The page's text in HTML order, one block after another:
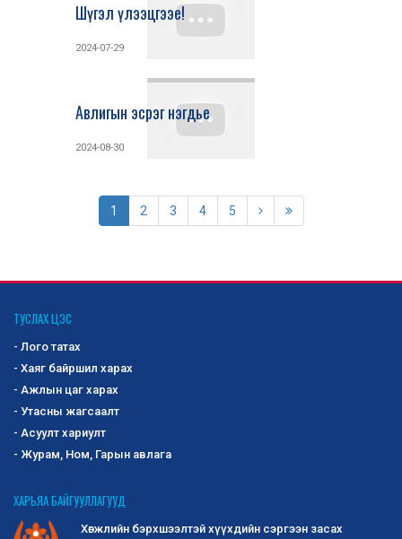
Шүгэл үлээцгээе!
2024-07-29
Авлигын эсрэг нэгдье
2024-08-30
1 2 3 4 5
ТУСЛАХ ЦЭС
- Лого татах
- Хаяг байршил харах
- Ажлын цаг харах
- Утасны жагсаалт
- Асуулт хариулт
- Журам, Ном, Гарын авлага
ХАРЬЯА БАЙГУУЛЛАГУУД
Хөгжлийн бэрхшээлтэй хүүхдийн сэргээн засах